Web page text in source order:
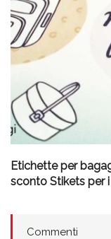
Etichette per
sconto Stikets per
Commenti